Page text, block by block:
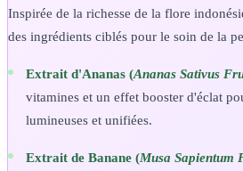
Inspirée de la richesse de la flore
des ingrédients ciblés pour le soin de la
Extrait d'Ananas (Ananas Sativus
vitamines et un effet booster d'éclat
lumineuses et unifiées.
Extrait de Banane (Musa Sapientum